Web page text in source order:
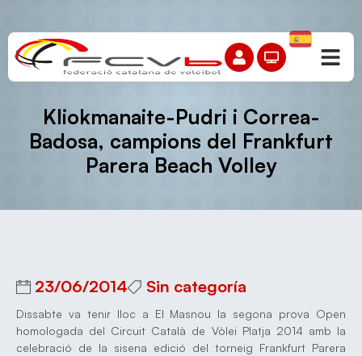
Kliokmanaite-Pudri i Correa-
Badosa, campions del Frankfurt
Parera Beach Volley
23/06/2014 Sin categoría
Dissabte va tenir lloc a El Masnou la segona prova Open
homologada del Circuit Català de Vòlei Platja 2014 amb la
celebració de la sisena edició del torneig Frankfurt Parera